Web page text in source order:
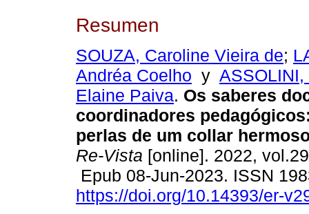
Resumen
SOUZA, Caroline Vieira de;
Andréa Coelho y
Elaine Paiva. Os saberes
coordinadores
perlas de um collar
Re-Vista [online]. 2022,
Epub 08-Jun-2023. ISSN
https://doi.org/10.14393/er-